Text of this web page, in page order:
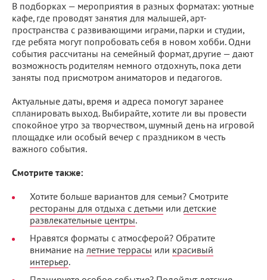
В подборках — мероприятия в разных форматах: уютные
кафе, где проводят занятия для малышей, арт-
пространства с развивающими играми, парки и студии,
где ребята могут попробовать себя в новом хобби. Одни
события рассчитаны на семейный формат, другие — дают
возможность родителям немного отдохнуть, пока дети
заняты под присмотром аниматоров и педагогов.
Актуальные даты, время и адреса помогут заранее
спланировать выход. Выбирайте, хотите ли вы провести
спокойное утро за творчеством, шумный день на игровой
площадке или особый вечер с праздником в честь
важного события.
Смотрите также:
Хотите больше вариантов для семьи? Смотрите
рестораны для отдыха с детьми или детские
развлекательные центры.
Нравятся форматы с атмосферой? Обратите
внимание на летние террасы или красивый
интерьер.